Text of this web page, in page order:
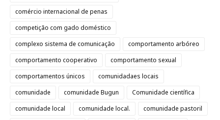
comércio internacional de penas
competição com gado doméstico
complexo sistema de comunicação
comportamento arbóreo
comportamento cooperativo
comportamento sexual
comportamentos únicos
comunidadaes locais
comunidade
comunidade Bugun
Comunidade científica
comunidade local
comunidade local.
comunidade pastoril